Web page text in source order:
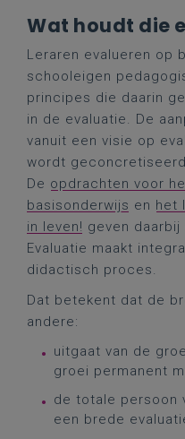
Wat houdt die
Leraren evalueren op
schooleigen
principes die daarin
in de evaluatie. De
vanuit een visie op
wordt
De opdrachten voor
basisonderwijs en het
in leven! geven
Evaluatie maakt
didactisch proces.
Dat betekent dat de
andere:
uitgaat van de
groei permanent
de totale persoon
een brede